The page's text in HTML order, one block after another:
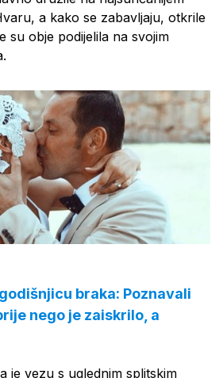
a kako se zabavljaju, otkrile
su obje podijelila na svojim
braka: Poznavali
nego je zaiskrilo, a
je vezu s uglednim splitskim